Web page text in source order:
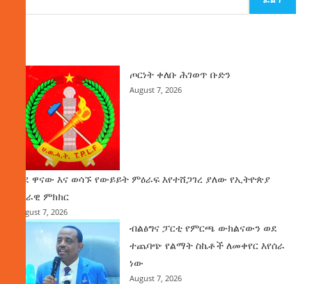
ጦርነት ቀለቡ ሕገወጥ ቡድን
August 7, 2026
ወደ ዋናው እና ወሳኙ የውይይት ምዕራፍ እየተሸጋገረ ያለው የኢትዮጵያ
ሀገራዊ ምክክር
August 7, 2026
ብልፅግና ፓርቲ የምርጫ ውክልናውን ወደ
ተጨባጭ የልማት ስኬቶች ለመቀየር እየሰራ
ነው
August 7, 2026